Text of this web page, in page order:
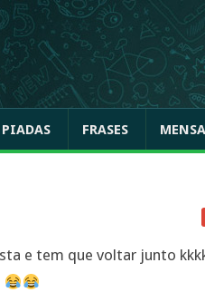
PIADAS FRASES
e tem que voltar junto